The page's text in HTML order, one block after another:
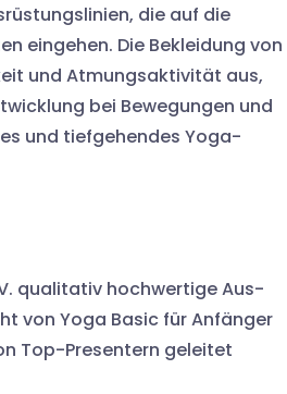
die auf die
eingehen. Die Bekleidung von
und Atmungsaktivität aus,
bei Bewegungen und
und tiefgehendes Yoga-
qualitativ hochwertige Aus-
von Yoga Basic für Anfänger
Top-Presentern geleitet